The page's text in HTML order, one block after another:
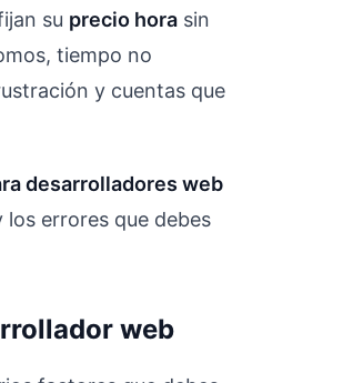
su precio hora sin
tiempo no
y cuentas que
desarrolladores web
errores que debes
web